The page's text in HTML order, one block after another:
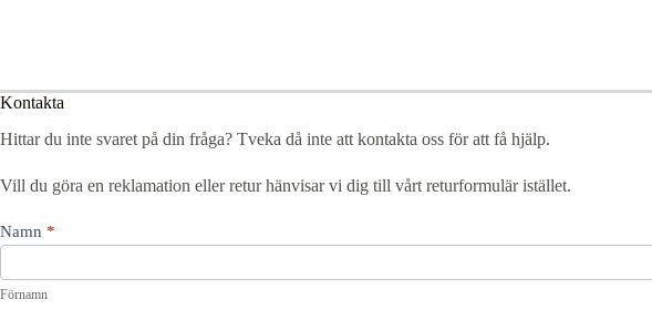
Kontakta
Hittar du inte svaret på din fråga? Tveka då inte att kontakta oss för att få hjälp.
Vill du göra en reklamation eller retur hänvisar vi dig till vårt returformulär istället.
Contact
Us
Namn *
Förnamn
Förnamn